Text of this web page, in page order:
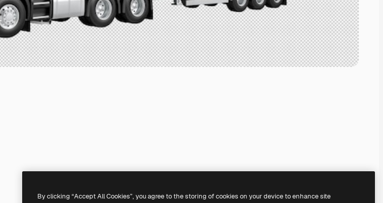
By clicking “Accept All Cookies”, you agree to the storing of cookies on your device to enhance site